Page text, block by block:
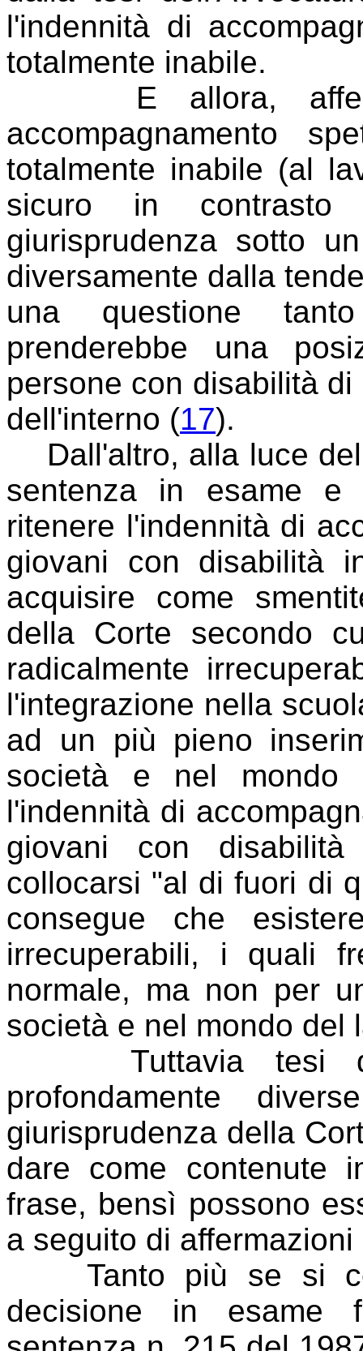
l'indennità di
totalmente inabile.
E allora,
accompagnamento
totalmente inabile (al
sicuro in
giurisprudenza sotto
diversamente dalla
una questione
prenderebbe una
persone con disabilità
dell'interno (17).
Dall'altro, alla luce
sentenza in esame e
ritenere l'indennità di
giovani con disabilità
acquisire come
della Corte secondo
radicalmente
l'integrazione nella
ad un più pieno
società e nel mondo
l'indennità di
giovani con
collocarsi "al di fuori di
consegue che
irrecuperabili, i quali
normale, ma non per
società e nel mondo del
Tuttavia tesi di
profondamente
giurisprudenza della
dare come contenute
frase, bensì possono
a seguito di
Tanto più se si
decisione in esame